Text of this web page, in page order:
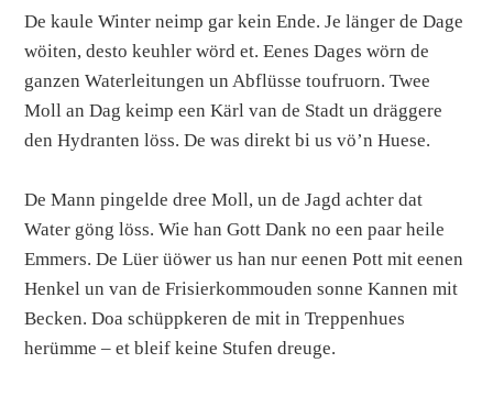
De kaule Winter neimp gar kein Ende. Je länger de Dage
wöiten, desto keuhler wörd et. Eenes Dages wörn de
ganzen Waterleitungen un Abflüsse toufruorn. Twee
Moll an Dag keimp een Kärl van de Stadt un dräggere
den Hydranten löss. De was direkt bi us vö’n Huese.
De Mann pingelde dree Moll, un de Jagd achter dat
Water göng löss. Wie han Gott Dank no een paar heile
Emmers. De Lüer üöwer us han nur eenen Pott mit eenen
Henkel un van de Frisierkommouden sonne Kannen mit
Becken. Doa schüppkeren de mit in Treppenhues
herümme – et bleif keine Stufen dreuge.